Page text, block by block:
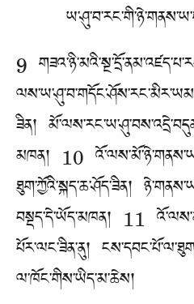
9
ཟིན།
མཁན། 10
ཐུག་ཀྱོའི་སྐད་ཆ་ཤོད་ཟིན།
བསྡད་དེ་ཡོད་མཁན། 11
པོར་ལང་ཟིན་ནུ།
ལ་ཁོང་གིས་ཡིད་མ་ཆེས།